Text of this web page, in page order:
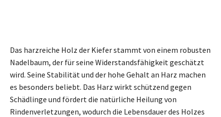
Das harzreiche Holz der Kiefer stammt von einem robusten
Nadelbaum, der für seine Widerstandsfähigkeit geschätzt
wird. Seine Stabilität und der hohe Gehalt an Harz machen
es besonders beliebt. Das Harz wirkt schützend gegen
Schädlinge und fördert die natürliche Heilung von
Rindenverletzungen, wodurch die Lebensdauer des Holzes